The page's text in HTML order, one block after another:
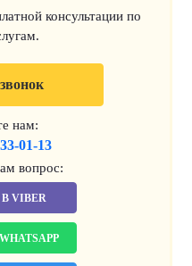
консультации по
нам:
01-13
вопрос:
VIBER